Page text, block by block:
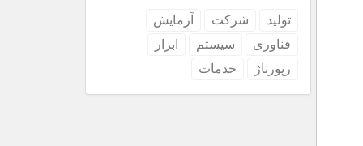
تولید شركت
آزمایش
فناوری
سیستم
ابزار
رپورتاژ
خدمات